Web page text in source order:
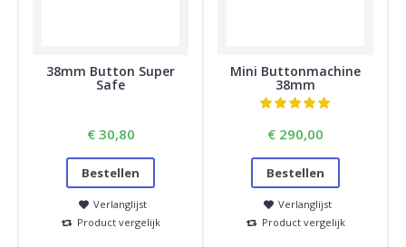
38mm Button Super
Safe
€ 30,80
Bestellen
Verlanglijst
Product vergelijk
Mini Buttonmachine
38mm
€ 290,00
Bestellen
Verlanglijst
Product vergelijk